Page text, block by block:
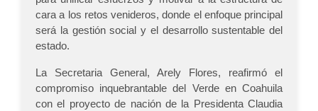
cara a los retos venideros, donde el enfoque principal
será la gestión social y el desarrollo sustentable del
estado.
La Secretaria General, Arely Flores, reafirmó el
compromiso inquebrantable del Verde en Coahuila
con el proyecto de nación de la Presidenta Claudia